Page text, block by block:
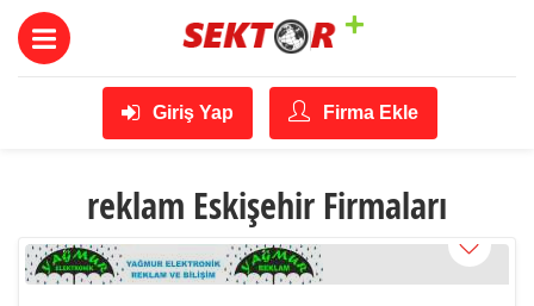
Giriş Yap Firma Ekle
reklam Eskişehir Firmaları